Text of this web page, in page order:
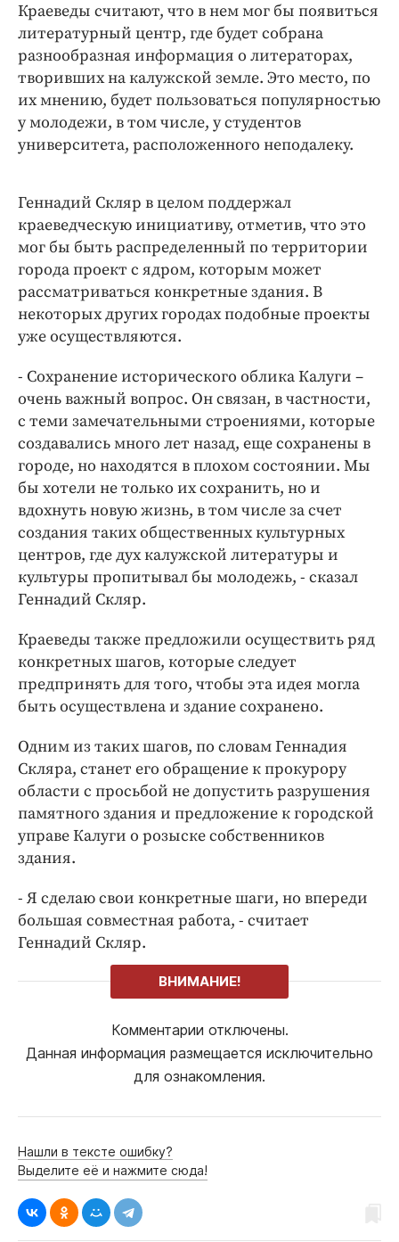
Краеведы считают, что в нем мог бы появиться
литературный центр, где будет собрана
разнообразная информация о литераторах,
творивших на калужской земле. Это место, по
их мнению, будет пользоваться популярностью
у молодежи, в том числе, у студентов
университета, расположенного неподалеку.
Геннадий Скляр в целом поддержал
краеведческую инициативу, отметив, что это
мог бы быть распределенный по территории
города проект с ядром, которым может
рассматриваться конкретные здания. В
некоторых других городах подобные проекты
уже осуществляются.
- Сохранение исторического облика Калуги –
очень важный вопрос. Он связан, в частности,
с теми замечательными строениями, которые
создавались много лет назад, еще сохранены в
городе, но находятся в плохом состоянии. Мы
бы хотели не только их сохранить, но и
вдохнуть новую жизнь, в том числе за счет
создания таких общественных культурных
центров, где дух калужской литературы и
культуры пропитывал бы молодежь, - сказал
Геннадий Скляр.
Краеведы также предложили осуществить ряд
конкретных шагов, которые следует
предпринять для того, чтобы эта идея могла
быть осуществлена и здание сохранено.
Одним из таких шагов, по словам Геннадия
Скляра, станет его обращение к прокурору
области с просьбой не допустить разрушения
памятного здания и предложение к городской
управе Калуги о розыске собственников
здания.
- Я сделаю свои конкретные шаги, но впереди
большая совместная работа, - считает
Геннадий Скляр.
ВНИМАНИЕ!
Комментарии отключены.
Данная информация размещается исключительно
для ознакомления.
Нашли в тексте ошибку?
Выделите её и нажмите сюда!